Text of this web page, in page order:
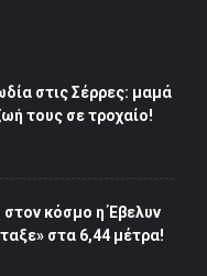
στις Σέρρες: μαμά
τους σε τροχαίο!
κόσμο η Έβελυν
στα 6,44 μέτρα!